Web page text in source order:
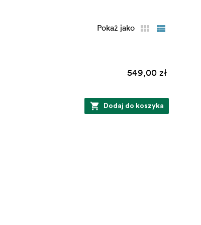
Pokaż jako
549,00 zł
Dodaj do koszyka